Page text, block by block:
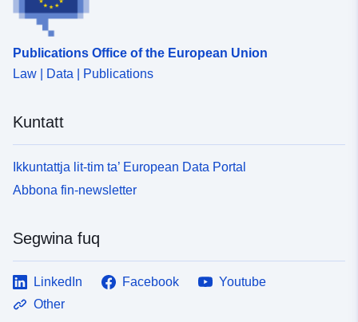
Publications Office of the European Union
Law | Data | Publications
Kuntatt
Ikkuntattja lit-tim ta’ European Data Portal
Abbona fin-newsletter
Segwina fuq
LinkedIn Facebook
Youtube
Other